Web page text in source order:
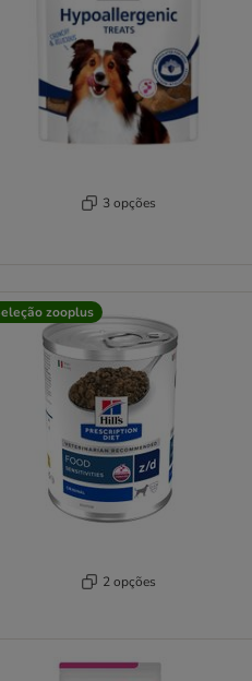
3 opções
zooplus
2 opções